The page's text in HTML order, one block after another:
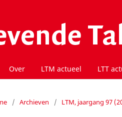
Over LTM actueel LTT
/ Archieven / LTM, jaargang 97